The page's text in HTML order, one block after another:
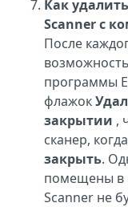
Как
Scanner с
После
программы
флажок
закрытии ,
сканер,
закрыть.
помещены в
Scanner не